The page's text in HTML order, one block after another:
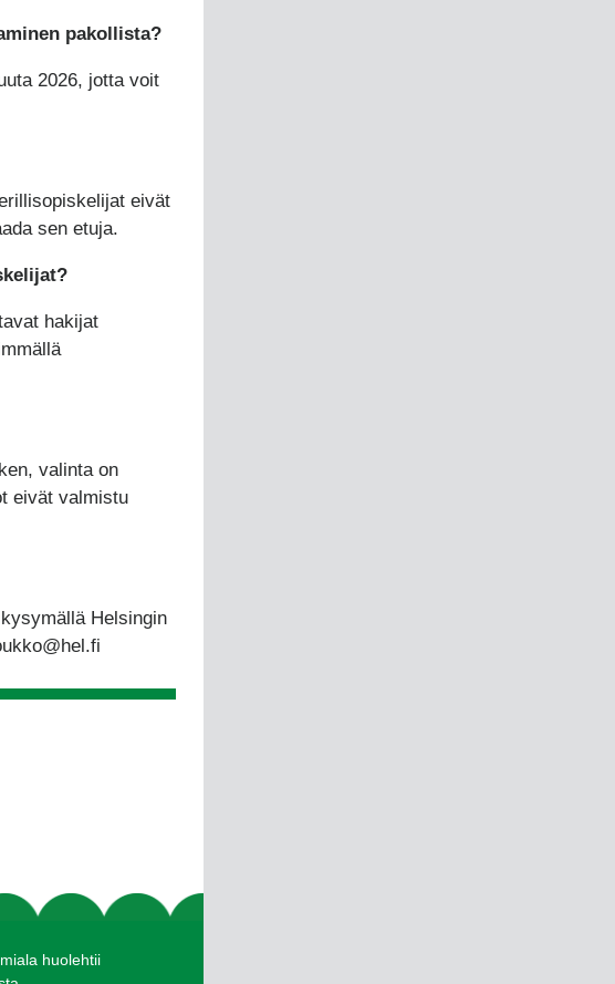
pakollista?
2026, jotta voit
eivät
sen etuja.
hakijat
valinta on
eivät valmistu
Helsingin
huolehtii